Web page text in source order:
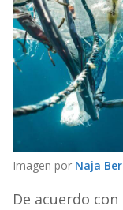
Imagen por Naja
De acuerdo con